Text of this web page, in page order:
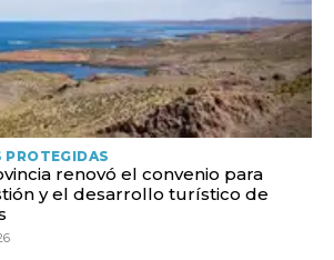
PROTEGIDAS
renovó el convenio para
y el desarrollo turístico de